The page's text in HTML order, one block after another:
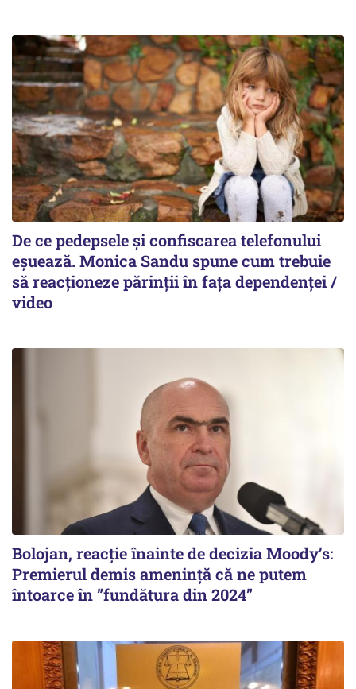
De ce pedepsele și confiscarea telefonului
eșuează. Monica Sandu spune cum trebuie
să reacționeze părinții în fața dependenței /
video
Bolojan, reacție înainte de decizia Moody’s:
Premierul demis amenință că ne putem
întoarce în ”fundătura din 2024”